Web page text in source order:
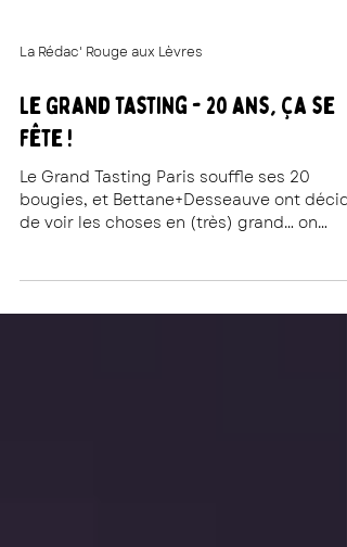
La Rédac' Rouge aux Lèvres
Le Grand Tasting - 20 ans, ça se
fête !
de voir les choses en (très) grand… on
t’explique tout sur ce duo iconique !